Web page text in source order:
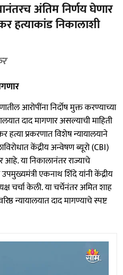
अंतिम निर्णय घेणार
हत्याकांड निकालाशी
आरोपींना निर्दोष मुक्त करण्याच्या
दाद मागणार असल्याची माहिती
प्रकरणात विशेष न्यायालयाने
केंद्रीय अन्वेषण ब्यूरो (CBI)
आहे. या निकालानंतर राज्याचे
एकनाथ शिंदे यांनी केंद्रीय
चर्चा केली. या चर्चेनंतर अमित शाह
न्यायालयात दाद मागण्याचे स्पष्ट